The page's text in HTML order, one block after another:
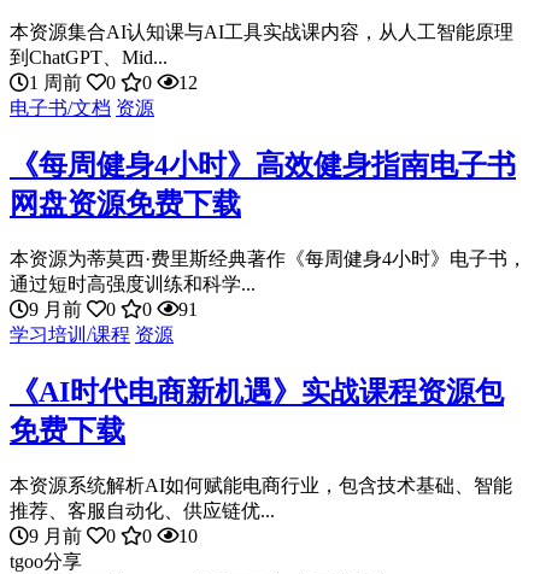
本资源集合AI认知课与AI工具实战课内容，从人工智能原理
到ChatGPT、Mid...
1 周前
0 0
12
电子书/文档 资源
《每周健身4小时》高效健身指南电子书
网盘资源免费下载
本资源为蒂莫西·费里斯经典著作《每周健身4小时》电子书，
通过短时高强度训练和科学...
9 月前
0 0
91
学习培训/课程 资源
《AI时代电商新机遇》实战课程资源包
免费下载
本资源系统解析AI如何赋能电商行业，包含技术基础、智能
推荐、客服自动化、供应链优...
9 月前
0 0
10
tgoo分享